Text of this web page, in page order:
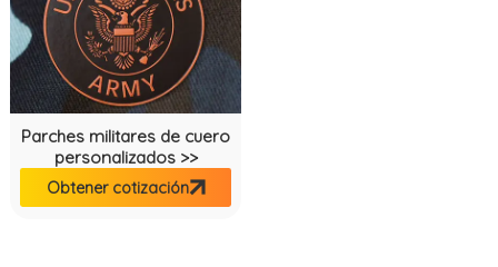
Parches militares de cuero
personalizados >>
Obtener cotización